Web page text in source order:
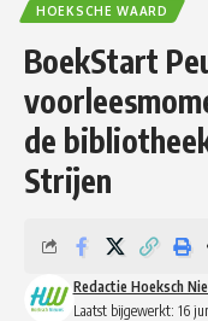
HOEKSCHE WAARD
BoekStart
de
Strijen
Laatst bijgewerkt: 16
Redactie Hoeksch